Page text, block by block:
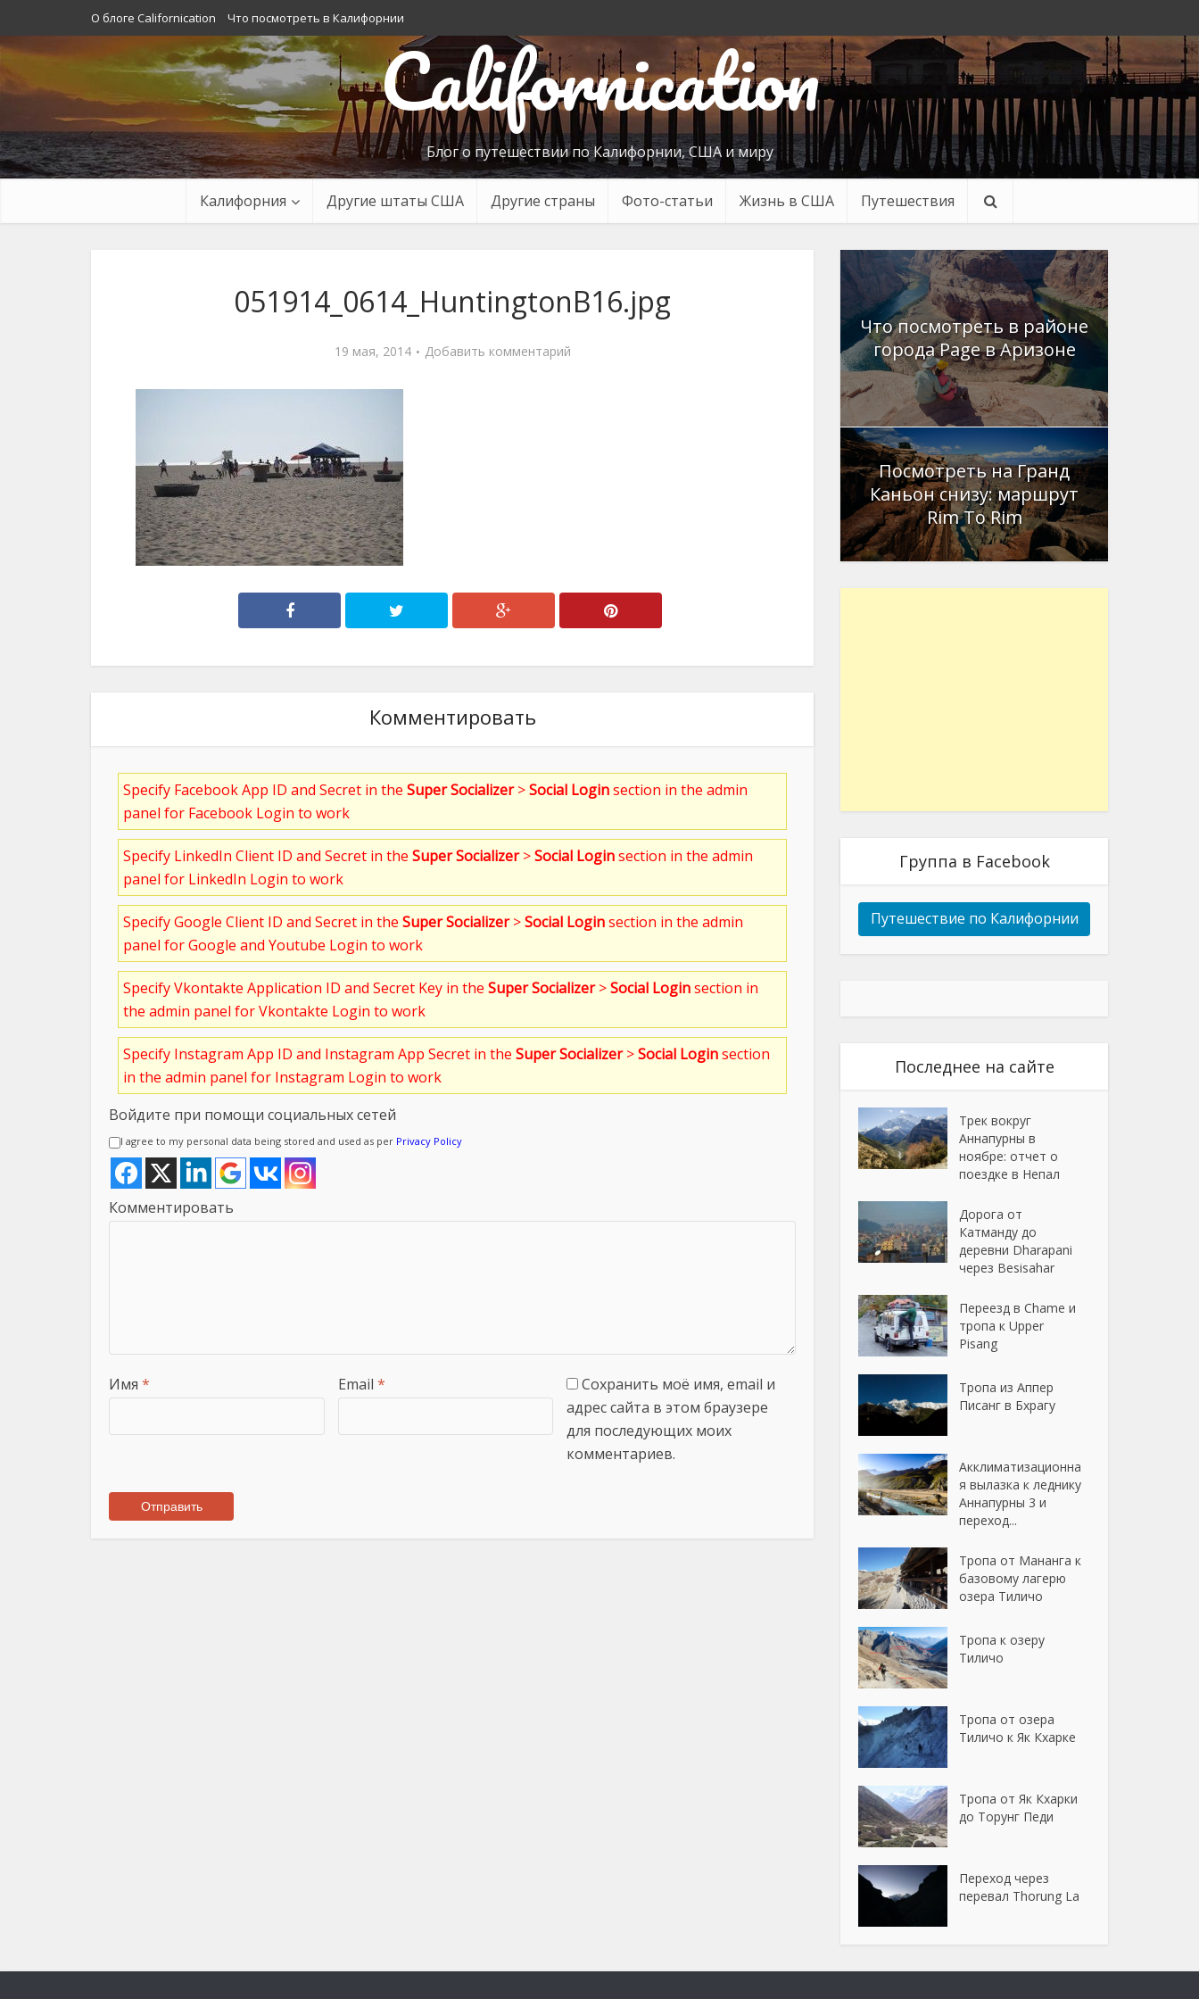
О блоге Californication Что посмотреть в КалифорнииCalifornication
Блог о путешествии по Калифорнии, США и миру
Калифорния Другие штаты США Другие страны Фото-статьи Жизнь в США Путешествия
051914_0614_HuntingtonB16.jpg
19 мая, 2014 Добавить комментарий
Комментировать
Specify Facebook App ID and Secret in the Super Socializer>Social Loginsection in the admin
panel for Facebook Login to work
Specify LinkedIn Client ID and Secret in the Super Socializer>Social Loginsection in the admin
panel for LinkedIn Login to work
Specify Google Client ID and Secret in the Super Socializer>Social Loginsection in the admin
panel for Google and Youtube Login to work
Specify Vkontakte Application ID and Secret Key in the Super Socializer>Social Loginsection in
the admin panel for Vkontakte Login to work
Specify Instagram App ID and Instagram App Secret in the Super Socializer>Social Loginsection
in the admin panel for Instagram Login to work
Войдите при помощи социальных сетей
I agree to my personal data being stored and used as per Privacy Policy
Комментировать
Имя * Email *
Сохранить моё имя, email и
адрес сайта в этом браузере
для последующих моих
комментариев.
Что посмотреть в районе
города Page в Аризоне
Посмотреть на Гранд
Каньон снизу: маршрут
Rim To Rim
Группа в Facebook
Путешествие по Калифорнии
Последнее на сайте
Трек вокруг
Аннапурны в
ноябре: отчет о
поездке в Непал
Дорога от
Катманду до
деревни Dharapani
через Besisahar
Переезд в Chame и
тропа к Upper
Pisang
Тропа из Аппер
Писанг в Бхрагу
Акклиматизационна
я вылазка к леднику
Аннапурны 3 и
переход...
Тропа от Мананга к
базовому лагерю
озера Тиличо
Тропа к озеру
Тиличо
Тропа от озера
Тиличо к Як Кхарке
Тропа от Як Кхарки
до Торунг Педи
Переход через
перевал Thorung La